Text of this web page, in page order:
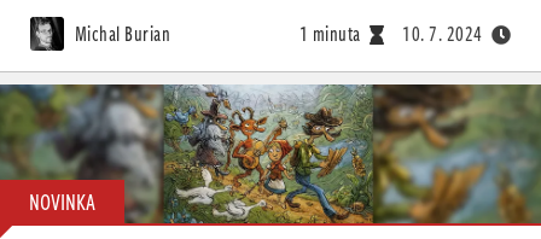
Michal Burian 1 minuta 10. 7. 2024
NOVINKA